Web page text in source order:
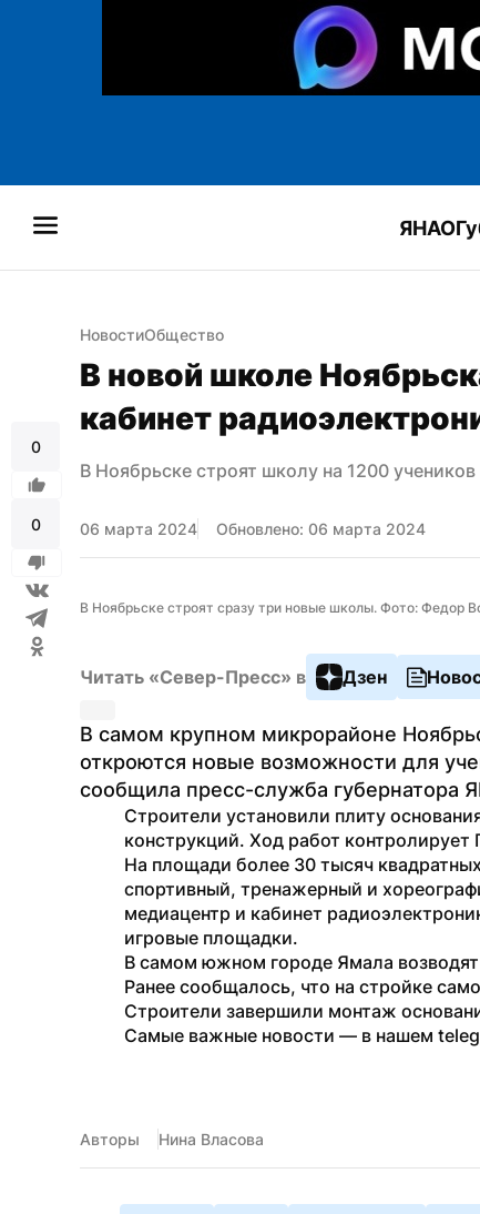
ЯНАО
0
0
НовостиОбщество
В новой школе
кабинет
В Ноябрьске строят школу на 1200 учеников
06 марта 2024 Обновлено: 06 марта 2024
В Ноябрьске строят сразу три новые школы. Фото: Федор
Читать «Север-Пресс» в Дзен
В самом крупном микрорайоне
откроются новые возможности для
сообщила пресс-служба губернатора
Строители установили плиту
конструкций. Ход работ контролирует
На площади более 30 тысяч
спортивный, тренажерный и
медиацентр и кабинет
игровые площадки.
В самом южном городе Ямала
Ранее сообщалось, что на стройке
Строители завершили монтаж
Самые важные новости — в нашем
Авторы Нина Власова